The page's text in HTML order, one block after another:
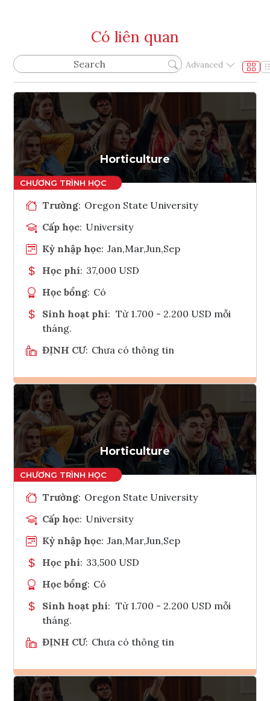
Có liên quan
Advanced
Horticulture
Trường: Oregon State University
Cấp học: University
Kỳ nhập học: Jan,Mar,Jun,Sep
Học phí: 37,000 USD
Học bổng: Có
Sinh hoạt phí: Từ 1.700 - 2.200 USD mỗi
tháng.
ĐỊNH CƯ: Chưa có thông tin
Ghi danh
Tham vấn Interlink
Horticulture
Trường: Oregon State University
Cấp học: University
Kỳ nhập học: Jan,Mar,Jun,Sep
Học phí: 33,500 USD
Học bổng: Có
Sinh hoạt phí: Từ 1.700 - 2.200 USD mỗi
tháng.
ĐỊNH CƯ: Chưa có thông tin
Ghi danh